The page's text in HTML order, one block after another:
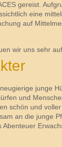
gereist.
eine
auf
wir uns sehr
junge
und
schön und
an die junge